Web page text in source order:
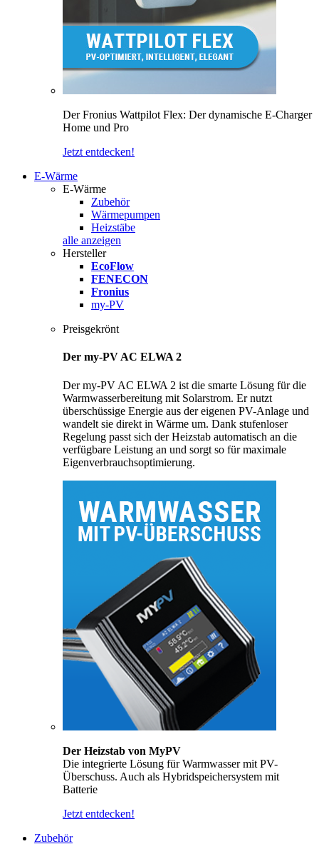
Der Fronius Wattpilot Flex: Der dynamische E-Charger
Home und Pro
Jetzt entdecken!
E-Wärme
E-Wärme
Zubehör
Wärmepumpen
Heizstäbe
alle anzeigen
Hersteller
EcoFlow
FENECON
Fronius
my-PV
Preisgekrönt
Der my-PV AC ELWA 2
Der my-PV AC ELWA 2 ist die smarte Lösung für die
Warmwasserbereitung mit Solarstrom. Er nutzt
überschüssige Energie aus der eigenen PV-Anlage und
wandelt sie direkt in Wärme um. Dank stufenloser
Regelung passt sich der Heizstab automatisch an die
verfügbare Leistung an und sorgt so für maximale
Eigenverbrauchsoptimierung.
Der Heizstab von MyPV
Die integrierte Lösung für Warmwasser mit PV-
Überschuss. Auch als Hybridspeichersystem mit
Batterie
Jetzt entdecken!
Zubehör